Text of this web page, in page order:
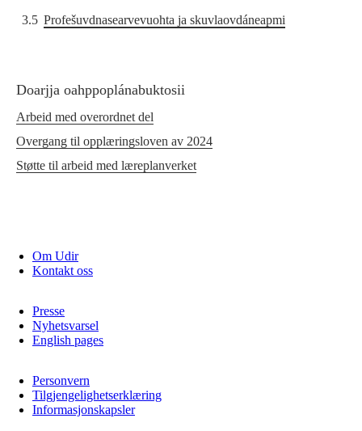
3.5 Profešuvdnasearvevuohta ja skuvlaovdáneapmi
Doarjja oahppoplánabuktosii
Arbeid med overordnet del
Overgang til opplæringsloven av 2024
Støtte til arbeid med læreplanverket
Om Udir
Kontakt oss
Presse
Nyhetsvarsel
English pages
Personvern
Tilgjengelighetserklæring
Informasjonskapsler